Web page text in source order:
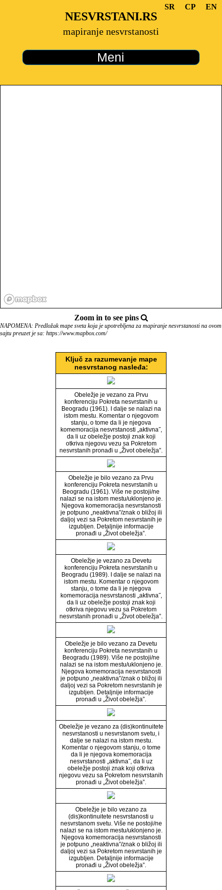
NESVRSTANI.RS
mapiranje nesvrstanosti
Meni
Zoom in to see pins
NAPOMENA: Predložak mape sveta koja je upotrebljena za mapiranje nesvrstanosti na ovom
sajtu preuzet je sa: https://www.mapbox.com/
SR СР ЕN
Ključ za razumevanje mape
nesvrstanog nasleđa:
Obeležje je vezano za Prvu
konferenciju Pokreta nesvrstanih u
Beogradu (1961). I dalje se nalazi na
istom mestu. Komentar o njegovom
stanju, o tome da li je njegova
komemoracija nesvrstanosti „aktivna˝,
da li uz obeležje postoji znak koji
otkriva njegovu vezu sa Pokretom
nesvrstanih pronađi u „Život obeležja”.
Obeležje je bilo vezano za Prvu
konferenciju Pokreta nesvrstanih u
Beogradu (1961). Više ne postoji/ne
nalazi se na istom mestu/uklonjeno je.
Njegova komemoracija nesvrstanosti
je potpuno „neaktivna”/znak o bližoj ili
daljoj vezi sa Pokretom nesvrstanih je
izgubljen. Detaljnije informacije
pronađi u „Život obeležja”.
Obeležje je vezano za Devetu
konferenciju Pokreta nesvrstanih u
Beogradu (1989). I dalje se nalazi na
istom mestu. Komentar o njegovom
stanju, o tome da li je njegova
komemoracija nesvrstanosti „aktivna˝,
da li uz obeležje postoji znak koji
otkriva njegovu vezu sa Pokretom
nesvrstanih pronađi u „Život obeležja”.
Obeležje je bilo vezano za Devetu
konferenciju Pokreta nesvrstanih u
Beogradu (1989). Više ne postoji/ne
nalazi se na istom mestu/uklonjeno je.
Njegova komemoracija nesvrstanosti
je potpuno „neaktivna”/znak o bližoj ili
daljoj vezi sa Pokretom nesvrstanih je
izgubljen. Detaljnije informacije
pronađi u „Život obeležja”.
Obeležje je vezano za (dis)kontinuitete
nesvrstanosti u nesvrstanom svetu, i
dalje se nalazi na istom mestu.
Komentar o njegovom stanju, o tome
da li je njegova komemoracija
nesvrstanosti „aktivna˝, da li uz
obeležje postoji znak koji otkriva
njegovu vezu sa Pokretom nesvrstanih
pronađi u „Život obeležja”.
Obeležje je bilo vezano za
(dis)kontinuitete nesvrstanosti u
nesvrstanom svetu. Više ne postoji/ne
nalazi se na istom mestu/uklonjeno je.
Njegova komemoracija nesvrstanosti
je potpuno „neaktivna”/znak o bližoj ili
daljoj vezi sa Pokretom nesvrstanih je
izgubljen. Detaljnije informacije
pronađi u „Život obeležja”.